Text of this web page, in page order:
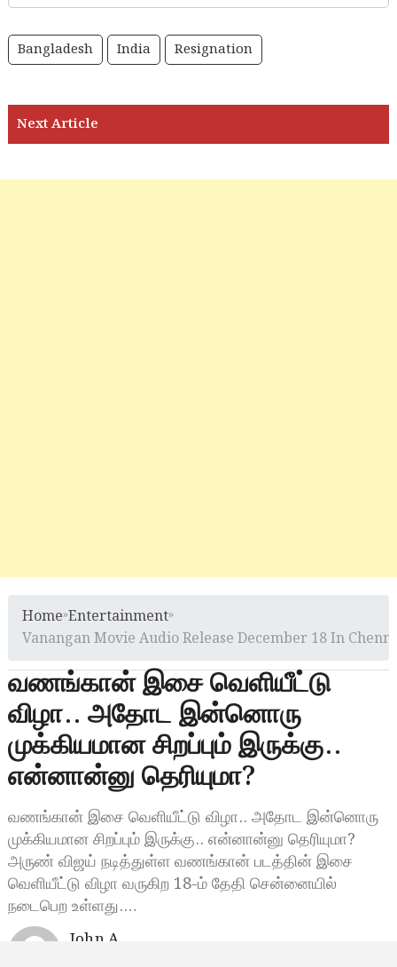
Bangladesh India Resignation
Home»Entertainment»
Vanangan Movie Audio Release December 18 In
வணங்கான் இசை வெளியீட்டு
விழா.. அதோட இன்னொரு
முக்கியமான சிறப்பும் இருக்கு..
என்னான்னு தெரியுமா?
வணங்கான் இசை வெளியீட்டு விழா.. அதோட இன்னொரு
முக்கியமான சிறப்பும் இருக்கு.. என்னான்னு தெரியுமா?
அருண் விஜய் நடித்துள்ள வணங்கான் படத்தின் இசை
வெளியீட்டு விழா வருகிற 18-ம் தேதி சென்னையில்
நடைபெற உள்ளது.…
John A